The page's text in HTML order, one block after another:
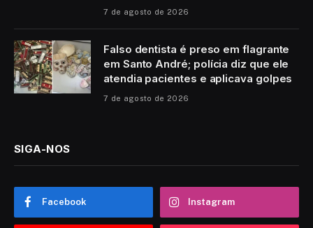
7 de agosto de 2026
Falso dentista é preso em flagrante
em Santo André; polícia diz que ele
atendia pacientes e aplicava golpes
7 de agosto de 2026
SIGA-NOS
Facebook Instagram